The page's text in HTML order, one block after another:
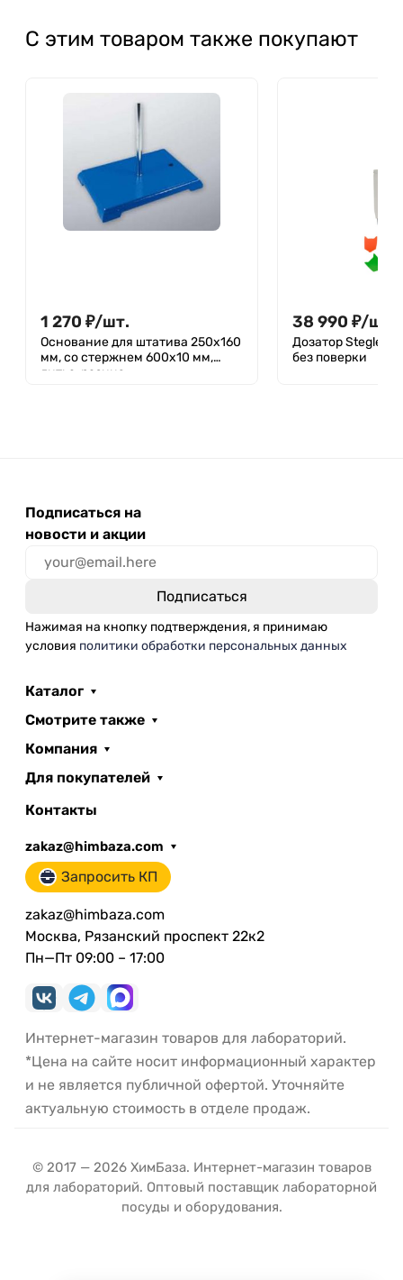
С этим товаром также покупают
1 270 ₽/шт.
Основание для штатива 250х160
мм, со стержнем 600х10 мм,
литье, резина
38 990 ₽/шт.
Дозатор Stegler
без поверки
Подписаться на
новости и акции
Нажимая на кнопку подтверждения, я принимаю
условия политики обработки персональных данных
Каталог
Смотрите также
Компания
Для покупателей
Контакты
zakaz@himbaza.com
Запросить КП
zakaz@himbaza.com
Москва, Рязанский проспект 22к2
Пн—Пт 09:00 – 17:00
Интернет-магазин товаров для лабораторий.
*Цена на сайте носит информационный характер
и не является публичной офертой. Уточняйте
актуальную стоимость в отделе продаж.
© 2017 — 2026 ХимБаза. Интернет-магазин товаров
для лабораторий. Оптовый поставщик лабораторной
посуды и оборудования.